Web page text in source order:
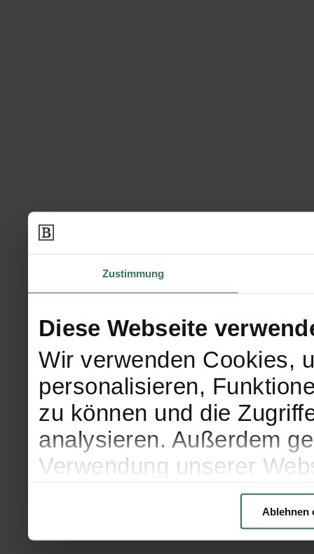
Zustimmung
Diese Webseite
Wir verwenden Cookies,
personalisieren,
zu können und die
analysieren. Außerdem
Verwendung unserer
soziale Medien,
Partner führen diese
weiteren Daten
Ablehnen